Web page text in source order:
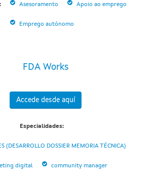
Asesoramento Apoio ao emprego
Emprego autónomo
FDA Works
Accede desde aquí
Especialidades:
(DESARROLLO DOSSIER MEMORIA TÉCNICA)
digital community manager